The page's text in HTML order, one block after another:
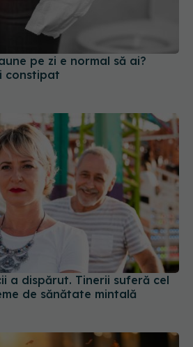
constipat
a dispărut. Tinerii suferă cel
de sănătate mintală